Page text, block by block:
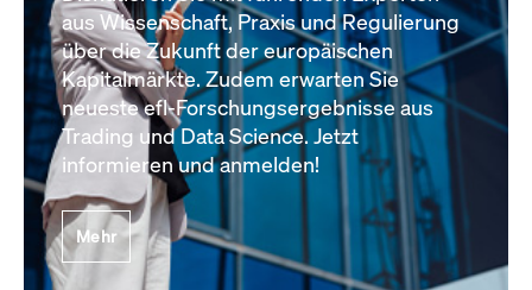
aus Wissenschaft, Praxis und Regulierung
über die Zukunft der europäischen
Kapitalmärkte. Zudem erwarten Sie
neueste efl-Forschungsergebnisse aus
Trading und Data Science. Jetzt
informieren und anmelden!
Mehr